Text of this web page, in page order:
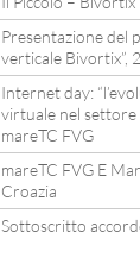
Presentazione del
verticale Bivortix”,
Internet day:
virtuale nel settore
mareTC FVG
mareTC FVG E
Croazia
Sottoscritto